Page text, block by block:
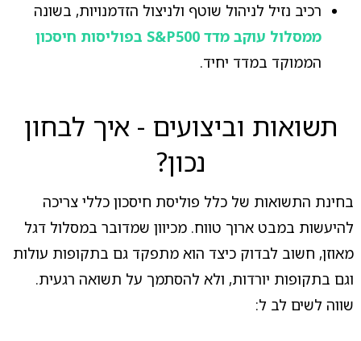
רכיב נזיל לניהול שוטף ולניצול הזדמנויות, בשונה
ממסלול עוקב מדד S&P500 בפוליסות חיסכון
הממוקד במדד יחיד.
תשואות וביצועים - איך לבחון
נכון?
בחינת התשואות של כלל פוליסת חיסכון כללי צריכה
להיעשות במבט ארוך טווח. מכיוון שמדובר במסלול דגל
מאוזן, חשוב לבדוק כיצד הוא מתפקד גם בתקופות עולות
וגם בתקופות יורדות, ולא להסתמך על תשואה רגעית.
שווה לשים לב ל: